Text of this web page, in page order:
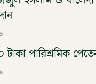
পারিশ্রমিক